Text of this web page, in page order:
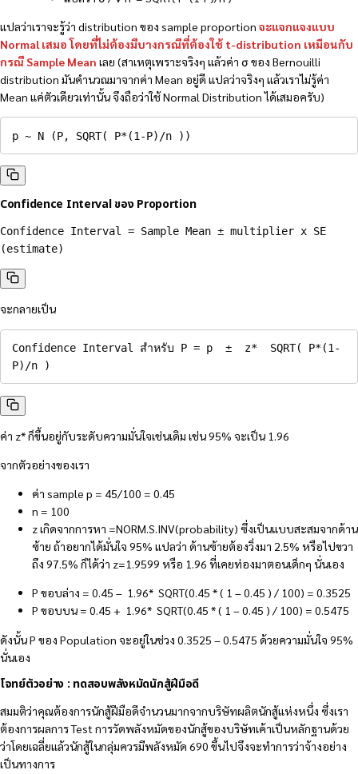
แปลว่าเราจะรู้ว่า distribution ของ sample proportion จะแจกแจงแบบ
Normal เสมอ โดยที่ไม่ต้องมีบางกรณีที่ต้องใช้ t-distribution เหมือนกับ
กรณี Sample Mean เลย (สาเหตุเพราะจริงๆ แล้วค่า σ ของ Bernouilli
distribution มันคำนวณมาจากค่า Mean อยู่ดี แปลว่าจริงๆ แล้วเราไม่รู้ค่า
Mean แค่ตัวเดียวเท่านั้น จึงถือว่าใช้ Normal Distribution ได้เสมอครับ)
p ~ N (P, SQRT( P*(1-P)/n ))
Confidence Interval ของ Proportion
Confidence Interval = Sample Mean ± multiplier x SE
(estimate)
จะกลายเป็น
Confidence Interval สำหรับ P = p  ±  z*  SQRT( P*(1-
P)/n )
ค่า z* ก็ขึ้นอยู่กับระดับความมั่นใจเช่นเดิม เช่น 95% จะเป็น 1.96
จากตัวอย่างของเรา
ค่า sample p = 45/100 = 0.45
n = 100
z เกิดจากการหา =NORM.S.INV(probability) ซึ่งเป็นแบบสะสมจากด้าน
ซ้าย ถ้าอยากได้มั่นใจ 95% แปลว่า ด้านซ้ายต้องวิ่งมา 2.5% หรือไปขวา
ถึง 97.5% ก็ได้ว่า z=1.9599 หรือ 1.96 ที่เคยท่องมาตอนเด็กๆ นั่นเอง
P ขอบล่าง = 0.45 – 1.96* SQRT(0.45 * ( 1 – 0.45 ) / 100) = 0.3525
P ขอบบน = 0.45 + 1.96* SQRT(0.45 * ( 1 – 0.45 ) / 100) = 0.5475
ดังนั้น P ของ Population จะอยู่ในช่วง 0.3525 – 0.5475 ด้วยความมั่นใจ 95%
นั่นเอง
โจทย์ตัวอย่าง : ทดสอบพลังหมัดนักสู้ฝีมือดี
สมมติว่าคุณต้องการนักสู้ฝีมือดีจำนวนมากจากบริษัทผลิตนักสู้แห่งหนึ่ง ซึ่งเรา
ต้องการผลการ Test การวัดพลังหมัดของนักสู้ของบริษัทเค้าเป็นหลักฐานด้วย
ว่าโดยเฉลี่ยแล้วนักสู้ในกลุ่มควรมีพลังหมัด 690 ขึ้นไปจึงจะทำการว่าจ้างอย่าง
เป็นทางการ